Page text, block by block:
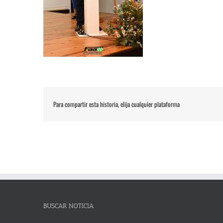
Para compartir esta historia, elija cualquier plataforma
BUSCAR NOTICIA